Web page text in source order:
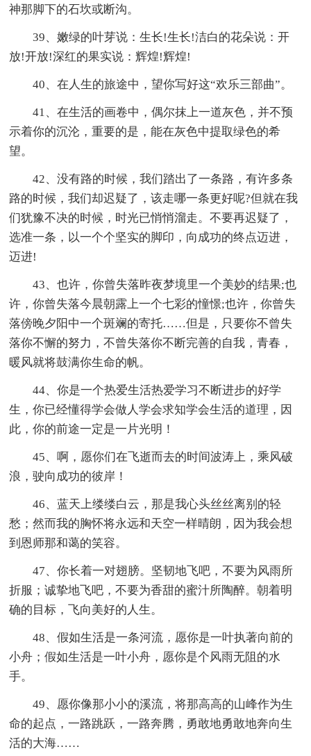
神那脚下的石坎或断沟。
39、嫩绿的叶芽说：生长!生长!洁白的花朵说：开
放!开放!深红的果实说：辉煌!辉煌!
40、在人生的旅途中，望你写好这“欢乐三部曲”。
41、在生活的画卷中，偶尔抹上一道灰色，并不预
示着你的沉沦，重要的是，能在灰色中提取绿色的希
望。
42、没有路的时候，我们踏出了一条路，有许多条
路的时候，我们却迟疑了，该走哪一条更好呢?但就在我
们犹豫不决的时候，时光已悄悄溜走。不要再迟疑了，
选准一条，以一个个坚实的脚印，向成功的终点迈进，
迈进!
43、也许，你曾失落昨夜梦境里一个美妙的结果;也
许，你曾失落今晨朝露上一个七彩的憧憬;也许，你曾失
落傍晚夕阳中一个斑斓的寄托……但是，只要你不曾失
落你不懈的努力，不曾失落你不断完善的自我，青春，
暖风就将鼓满你生命的帆。
44、你是一个热爱生活热爱学习不断进步的好学
生，你已经懂得学会做人学会求知学会生活的道理，因
此，你的前途一定是一片光明！
45、啊，愿你们在飞逝而去的时间波涛上，乘风破
浪，驶向成功的彼岸！
46、蓝天上缕缕白云，那是我心头丝丝离别的轻
愁；然而我的胸怀将永远和天空一样晴朗，因为我会想
到恩师那和蔼的笑容。
47、你长着一对翅膀。坚韧地飞吧，不要为风雨所
折服；诚挚地飞吧，不要为香甜的蜜汁所陶醉。朝着明
确的目标，飞向美好的人生。
48、假如生活是一条河流，愿你是一叶执著向前的
小舟；假如生活是一叶小舟，愿你是个风雨无阻的水
手。
49、愿你像那小小的溪流，将那高高的山峰作为生
命的起点，一路跳跃，一路奔腾，勇敢地勇敢地奔向生
活的大海……